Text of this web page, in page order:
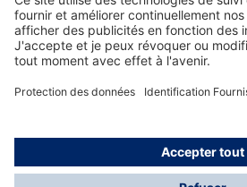
Informations sur les produits
© Dräger France SAS, 2024
*Prix hors taxe. Frais de gestion